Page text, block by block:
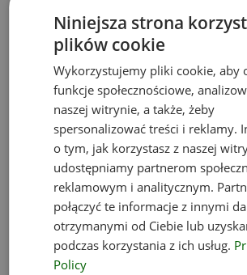
odpadów
W myśl ustawy o
przemieszczaniu odpadów
Ochrony Środowiska może
wysokości od 50 000 zł do 300
odbiorcę odpadów
– bez dokonania zgłoszenia;
wysyłającego odpady bez
zgłoszenia (jeżeli takie zgłoszenie
wysyłającego odpady, jeśli ten,
nieumyślnie, dokonał wysyłki
Niniejsza strona
plików cookie
Wykorzystujemy pliki cookie, aby
funkcje społecznościowe,
naszej witrynie, a także, żeby
spersonalizować treści i reklamy.
o tym, jak korzystasz z naszej
udostępniamy partnerom
reklamowym i analitycznym.
połączyć te informacje z innymi
otrzymanymi od Ciebie lub
podczas korzystania z ich usług.
Policy